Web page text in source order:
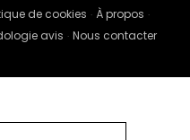
de cookies · À propos ·
avis · Nous contacter